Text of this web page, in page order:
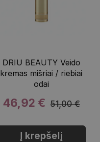
DRIU BEAUTY Veido
kremas mišriai / riebiai
odai
46,92 € 51,00 €
Į krepšelį